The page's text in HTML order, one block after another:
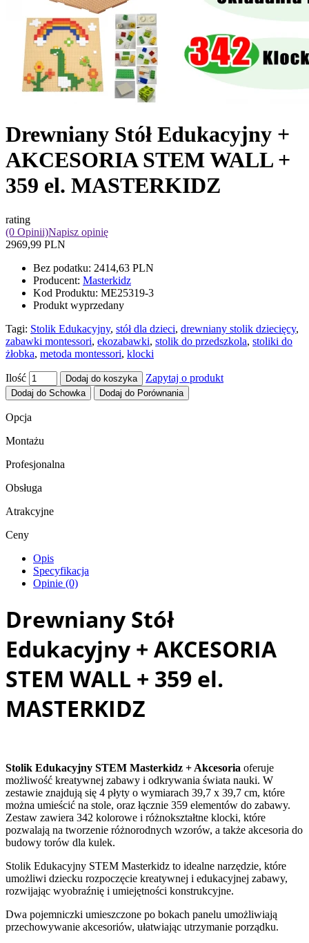
Drewniany Stół Edukacyjny +
AKCESORIA STEM WALL +
359 el. MASTERKIDZ
rating
(0 Opinii)Napisz opinię
2969,99 PLN
Bez podatku: 2414,63 PLN
Producent: Masterkidz
Kod Produktu: ME25319-3
Produkt wyprzedany
Tagi: Stolik Edukacyjny, stół dla dzieci, drewniany stolik dziecięcy,
zabawki montessori, ekozabawki, stolik do przedszkola, stoliki do
żłobka, metoda montessori, klocki
Ilość Dodaj do koszyka Zapytaj o produkt
Dodaj do Schowka Dodaj do Porównania
Opcja
Montażu
Profesjonalna
Obsługa
Atrakcyjne
Ceny
Opis
Specyfikacja
Opinie (0)
Drewniany Stół
Edukacyjny + AKCESORIA
STEM WALL + 359 el.
MASTERKIDZ
Stolik Edukacyjny STEM Masterkidz + Akcesoria oferuje
możliwość kreatywnej zabawy i odkrywania świata nauki. W
zestawie znajdują się 4 płyty o wymiarach 39,7 x 39,7 cm, które
można umieścić na stole, oraz łącznie 359 elementów do zabawy.
Zestaw zawiera 342 kolorowe i różnokształtne klocki, które
pozwalają na tworzenie różnorodnych wzorów, a także akcesoria do
budowy torów dla kulek.
Stolik Edukacyjny STEM Masterkidz to idealne narzędzie, które
umożliwi dziecku rozpoczęcie kreatywnej i edukacyjnej zabawy,
rozwijając wyobraźnię i umiejętności konstrukcyjne.
Dwa pojemniczki umieszczone po bokach panelu umożliwiają
przechowywanie akcesoriów, ułatwiając utrzymanie porządku.